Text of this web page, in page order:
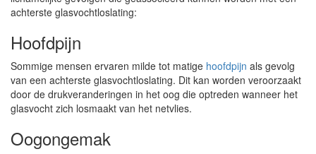
achterste glasvochtloslating:
Hoofdpijn
Sommige mensen ervaren milde tot matige hoofdpijn als gevolg
van een achterste glasvochtloslating. Dit kan worden veroorzaakt
door de drukveranderingen in het oog die optreden wanneer het
glasvocht zich losmaakt van het netvlies.
Oogongemak